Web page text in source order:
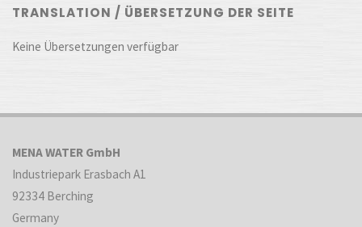
TRANSLATION / ÜBERSETZUNG DER SEITE
Keine Übersetzungen verfügbar
MENA WATER GmbH
Industriepark Erasbach A1
92334 Berching
Germany